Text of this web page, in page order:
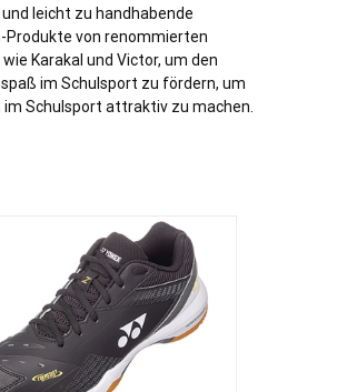
und leicht zu handhabende
Produkte von renommierten
Karakal und Victor, um den
im Schulsport zu fördern, um
im Schulsport attraktiv zu machen.